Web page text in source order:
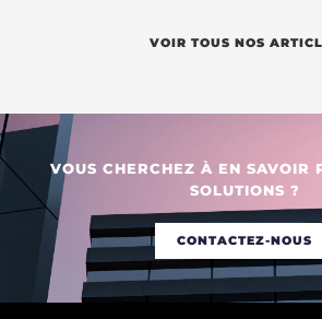
VOIR TOUS NOS
VOUS CHERCHEZ À EN SAVOIR
SOLUTIONS ?
CONTACTEZ-NOUS